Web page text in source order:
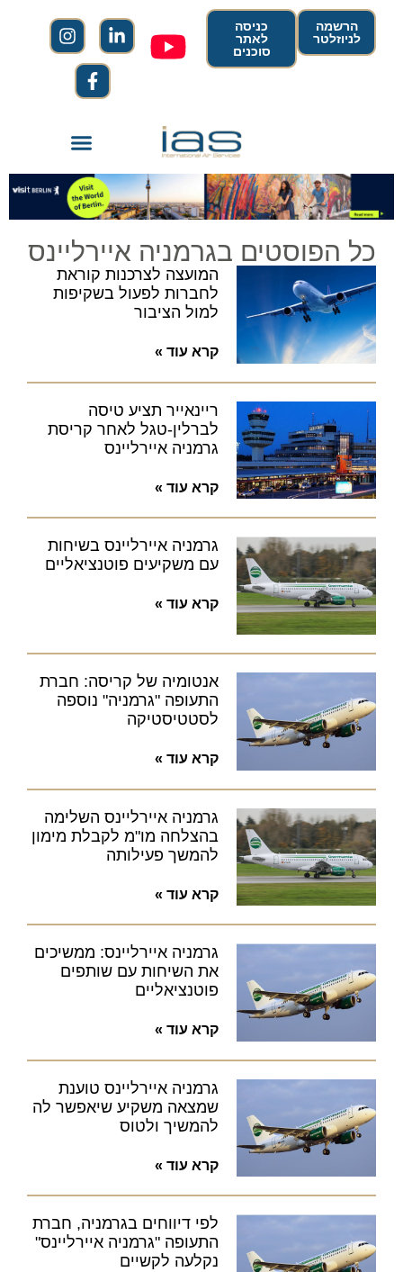
הרשמה
לניוזלטר
כניסה
לאתר
סוכנים
כל הפוסטים בגרמניה איירליינס
המועצה לצרכנות קוראת
לחברות לפעול בשקיפות
למול הציבור
קרא עוד »
ריינאייר תציע טיסה
לברלין-טגל לאחר קריסת
גרמניה איירליינס
קרא עוד »
גרמניה איירליינס בשיחות
עם משקיעים פוטנציאליים
קרא עוד »
אנטומיה של קריסה: חברת
התעופה "גרמניה" נוספה
לסטטיסטיקה
קרא עוד »
גרמניה איירליינס השלימה
בהצלחה מו"מ לקבלת מימון
להמשך פעילותה
קרא עוד »
גרמניה איירליינס: ממשיכים
את השיחות עם שותפים
פוטנציאליים
קרא עוד »
גרמניה איירליינס טוענת
שמצאה משקיע שיאפשר לה
להמשיך ולטוס
קרא עוד »
לפי דיווחים בגרמניה, חברת
התעופה "גרמניה איירליינס"
נקלעה לקשיים